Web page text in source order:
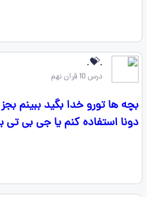
.💝.
درس 10 قرآن نهم
بچه ها تورو خدا بگید ببینم
دونا استفاده کنم یا جی بی تی